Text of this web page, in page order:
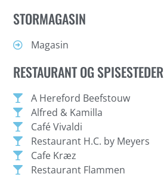
STORMAGASIN
Magasin
RESTAURANT OG SPISESTEDER
A Hereford Beefstouw
Alfred & Kamilla
Café Vivaldi
Restaurant H.C. by Meyers
Cafe Kræz
Restaurant Flammen